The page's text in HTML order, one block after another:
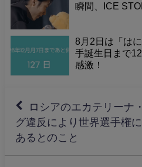
瞬間、ICE
8月2日は「は
手誕生日まで
感激！
ロシアのエカテリーナ
グ違反により世界選手権
あるとのこと